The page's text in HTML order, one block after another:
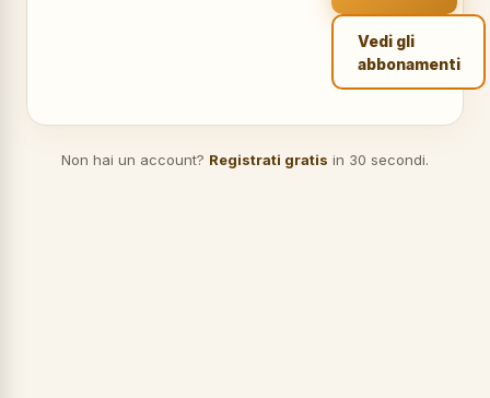
Vedi gli
abbonamenti
Non hai un account? Registrati gratis in 30 secondi.